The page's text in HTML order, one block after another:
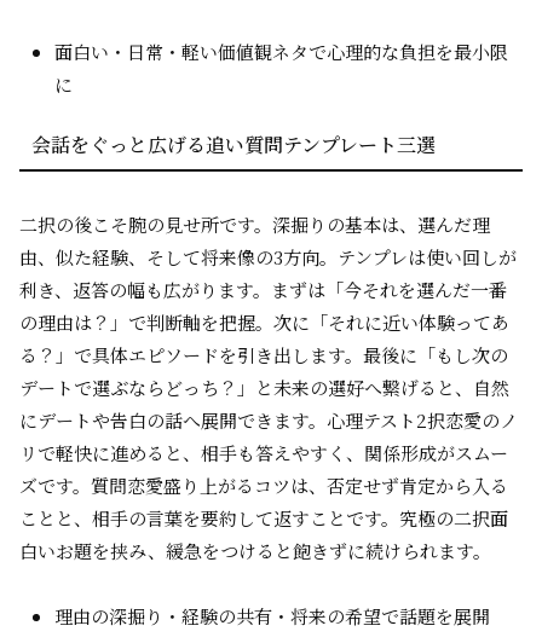
面白い・日常・軽い価値観ネタで心理的な負担を最小限
に
会話をぐっと広げる追い質問テンプレート三選
二択の後こそ腕の見せ所です。深掘りの基本は、選んだ理
由、似た経験、そして将来像の3方向。テンプレは使い回しが
利き、返答の幅も広がります。まずは「今それを選んだ一番
の理由は？」で判断軸を把握。次に「それに近い体験ってあ
る？」で具体エピソードを引き出します。最後に「もし次の
デートで選ぶならどっち？」と未来の選好へ繋げると、自然
にデートや告白の話へ展開できます。心理テスト2択恋愛のノ
リで軽快に進めると、相手も答えやすく、関係形成がスムー
ズです。質問恋愛盛り上がるコツは、否定せず肯定から入る
ことと、相手の言葉を要約して返すことです。究極の二択面
白いお題を挟み、緩急をつけると飽きずに続けられます。
理由の深掘り・経験の共有・将来の希望で話題を展開